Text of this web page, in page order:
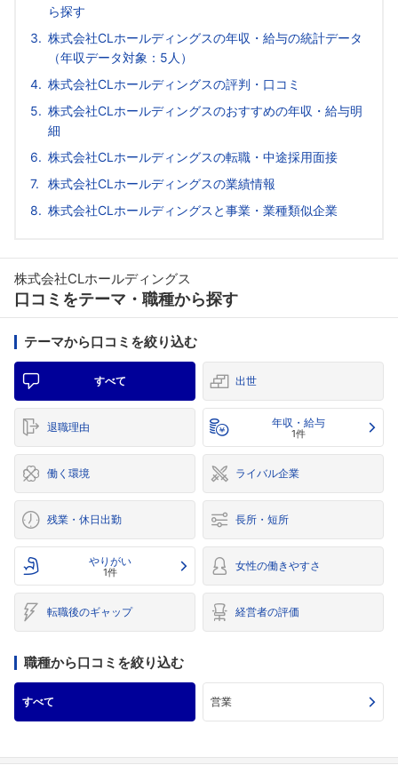
ら探す
株式会社CLホールディングスの年収・給与の統計データ
（年収データ対象：5人）
株式会社CLホールディングスの評判・口コミ
株式会社CLホールディングスのおすすめの年収・給与明
細
株式会社CLホールディングスの転職・中途採用面接
株式会社CLホールディングスの業績情報
株式会社CLホールディングスと事業・業種類似企業
株式会社CLホールディングス
口コミをテーマ・職種から探す
テーマから口コミを絞り込む
すべて 出世
退職理由 年収・給与
1件
働く環境 ライバル企業
残業・休日出勤 長所・短所
やりがい
1件 女性の働きやすさ
転職後のギャップ 経営者の評価
職種から口コミを絞り込む
すべて 営業